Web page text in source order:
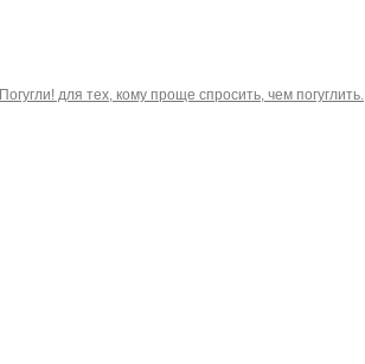
Погугли! для тех, кому проще спросить, чем погуглить.